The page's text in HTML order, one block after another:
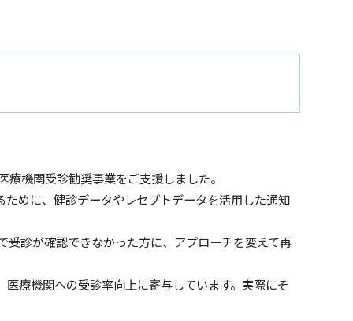
機関受診勧奨事業をご支援しました。
めに、健診データやレセプトデータを活用した通知
診が確認できなかった方に、アプローチを変えて再
療機関への受診率向上に寄与しています。実際にそ